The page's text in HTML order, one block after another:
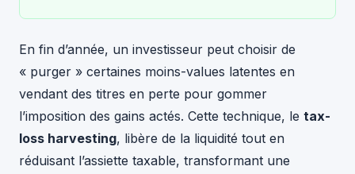
En fin d’année, un investisseur peut choisir de
« purger » certaines moins-values latentes en
vendant des titres en perte pour gommer
l’imposition des gains actés. Cette technique, le tax-
loss harvesting, libère de la liquidité tout en
réduisant l’assiette taxable, transformant une